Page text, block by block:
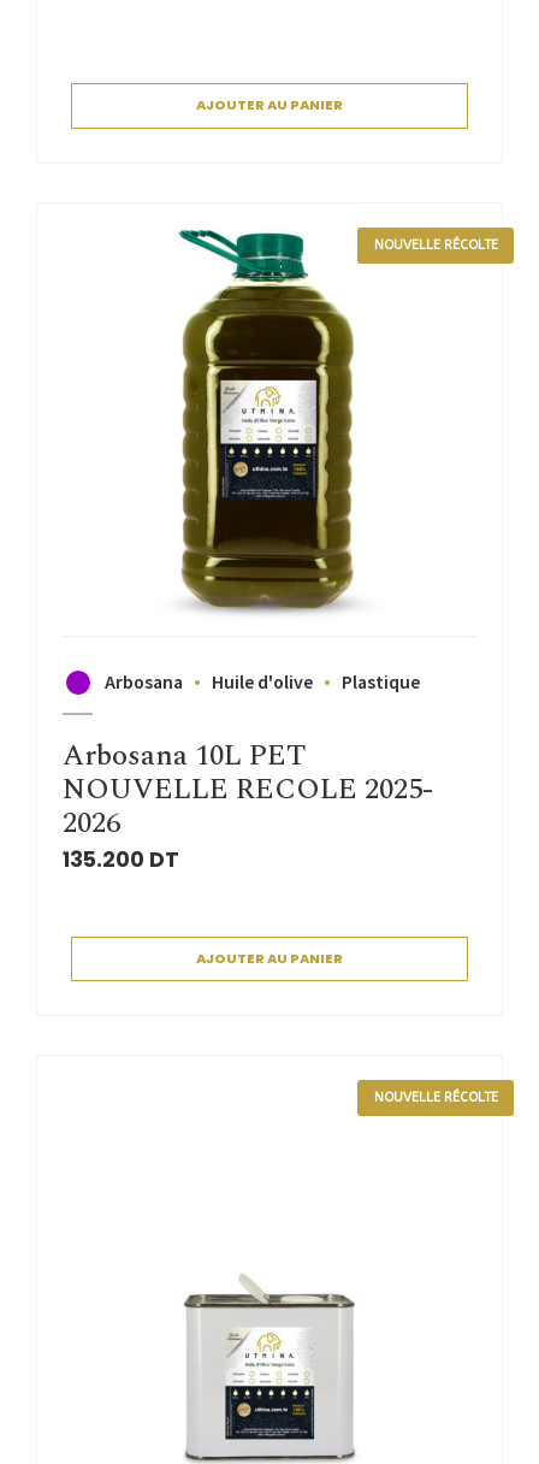
AJOUTER AU PANIER
NOUVELLE RÉCOLTE
Arbosana Huile d'olive Plastique
Arbosana 10L PET
NOUVELLE RECOLE 2025-
2026
135.200 DT
AJOUTER AU PANIER
NOUVELLE RÉCOLTE